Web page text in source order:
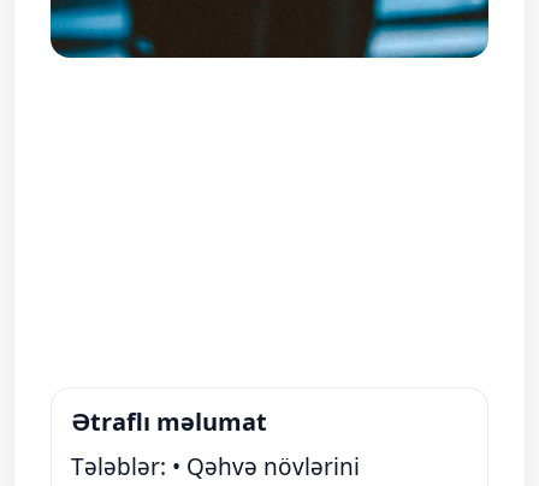
Ətraflı məlumat
Tələblər: • Qəhvə növlərini